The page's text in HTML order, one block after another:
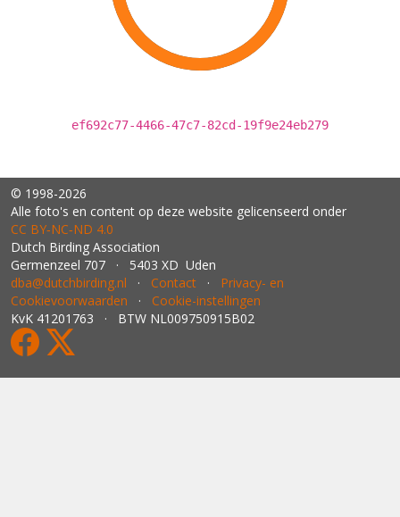
ef692c77-4466-47c7-82cd-19f9e24eb279
© 1998-2026
Alle foto's en content op deze website gelicenseerd onder
CC BY‑NC‑ND 4.0
Dutch Birding Association
Germenzeel 707 · 5403 XD Uden
dba@dutchbirding.nl · Contact · Privacy- en
Cookievoorwaarden · Cookie-instellingen
KvK 41201763 · BTW NL009750915B02